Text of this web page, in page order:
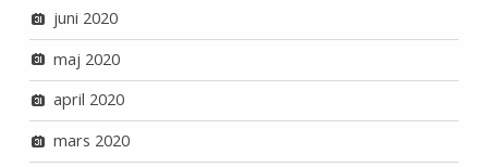
juni 2020
maj 2020
april 2020
mars 2020